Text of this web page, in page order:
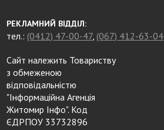
РЕКЛАМНИЙ ВІДДІЛ:
тел.: (0412) 47-00-47, (067) 412-63-04
Сайт належить Товариству
з обмеженою
відповідальністю
"Інформаційна Агенція
Житомир Інфо". Код
ЄДРПОУ 33732896